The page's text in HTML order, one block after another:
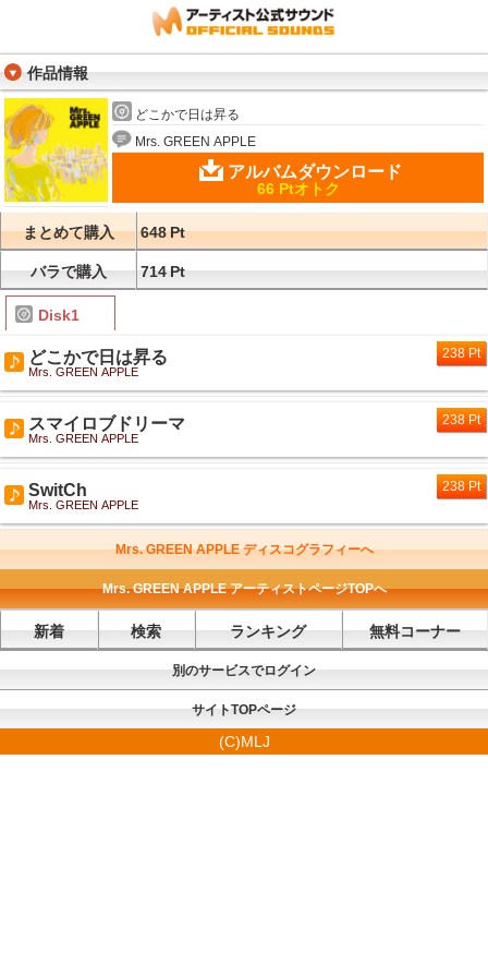
作品情報
どこかで日は昇る
Mrs. GREEN APPLE
アルバムダウンロード
66 Ptオトク
まとめて購入 648Pt
バラで購入 714Pt
Disk1
どこかで日は昇る
Mrs. GREEN APPLE
238 Pt
スマイロブドリーマ
Mrs. GREEN APPLE
238 Pt
SwitCh
Mrs. GREEN APPLE
238 Pt
Mrs. GREEN APPLE ディスコグラフィーへ
Mrs. GREEN APPLE アーティストページTOPへ
新着 検索 ランキング 無料コーナー
別のサービスでログイン
サイトTOPページ
(C)MLJ